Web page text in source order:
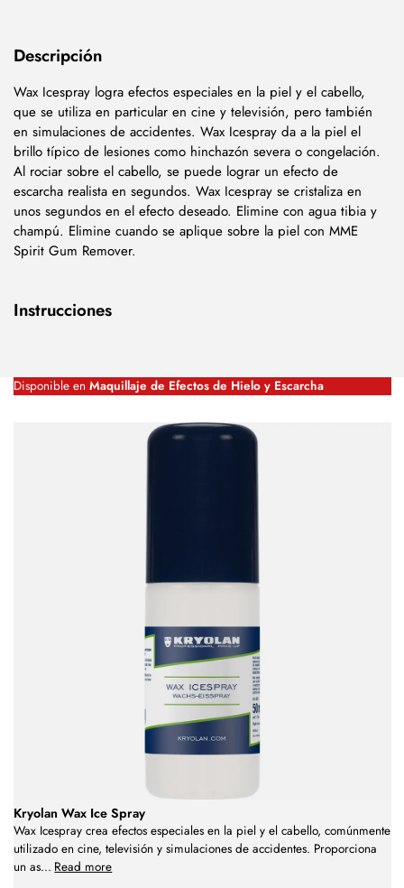
Descripción
Wax Icespray logra efectos especiales en la piel y el cabello,
que se utiliza en particular en cine y televisión, pero también
en simulaciones de accidentes. Wax Icespray da a la piel el
brillo típico de lesiones como hinchazón severa o congelación.
Al rociar sobre el cabello, se puede lograr un efecto de
escarcha realista en segundos. Wax Icespray se cristaliza en
unos segundos en el efecto deseado. Elimine con agua tibia y
champú. Elimine cuando se aplique sobre la piel con MME
Spirit Gum Remover.
Instrucciones
Disponible en Maquillaje de Efectos de Hielo y Escarcha
Kryolan Wax Ice Spray
Wax Icespray crea efectos especiales en la piel y el cabello, comúnmente
utilizado en cine, televisión y simulaciones de accidentes. Proporciona
un as... Read more